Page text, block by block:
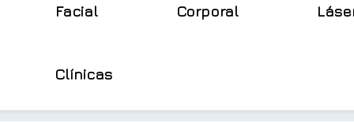
Facial Corporal
Clínicas